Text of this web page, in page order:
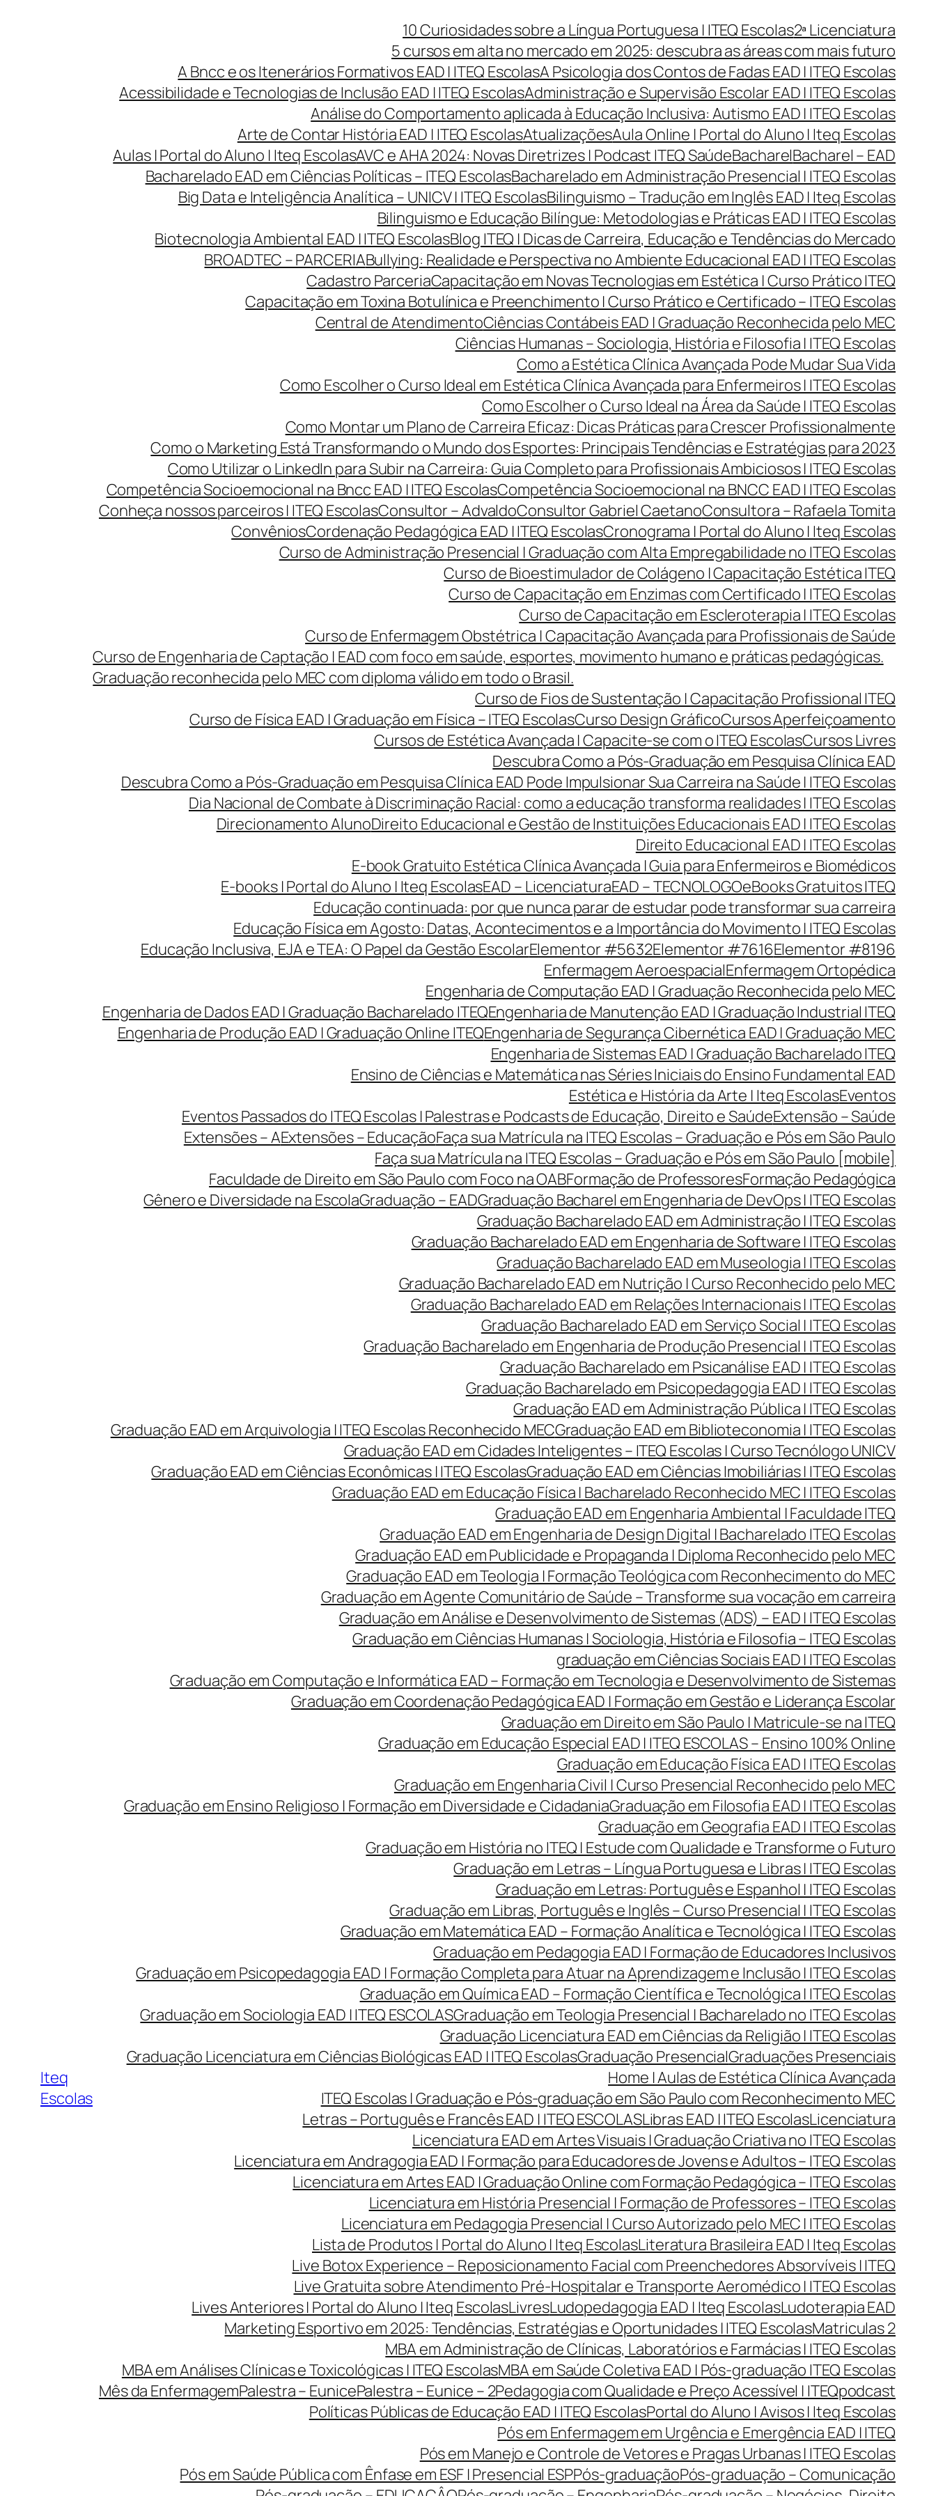
Iteq
Escolas
10 Curiosidades sobre a Língua Portuguesa | ITEQ Escolas2ª Licenciatura
5 cursos em alta no mercado em 2025: descubra as áreas com mais futuro
A Bncc e os Itenerários Formativos EAD | ITEQ EscolasA Psicologia dos Contos de Fadas EAD | ITEQ Escolas
Acessibilidade e Tecnologias de Inclusão EAD | ITEQ EscolasAdministração e Supervisão Escolar EAD | ITEQ Escolas
Análise do Comportamento aplicada à Educação Inclusiva: Autismo EAD | ITEQ Escolas
Arte de Contar História EAD | ITEQ EscolasAtualizaçõesAula Online | Portal do Aluno | Iteq Escolas
Aulas | Portal do Aluno | Iteq EscolasAVC e AHA 2024: Novas Diretrizes | Podcast ITEQ SaúdeBacharelBacharel – EAD
Bacharelado EAD em Ciências Políticas – ITEQ EscolasBacharelado em Administração Presencial | ITEQ Escolas
Big Data e Inteligência Analítica – UNICV | ITEQ EscolasBilinguismo – Tradução em Inglês EAD | Iteq Escolas
Bilinguismo e Educação Bilíngue: Metodologias e Práticas EAD | ITEQ Escolas
Biotecnologia Ambiental EAD | ITEQ EscolasBlog ITEQ | Dicas de Carreira, Educação e Tendências do Mercado
BROADTEC – PARCERIABullying: Realidade e Perspectiva no Ambiente Educacional EAD | ITEQ Escolas
Cadastro ParceriaCapacitação em Novas Tecnologias em Estética | Curso Prático ITEQ
Capacitação em Toxina Botulínica e Preenchimento | Curso Prático e Certificado – ITEQ Escolas
Central de AtendimentoCiências Contábeis EAD | Graduação Reconhecida pelo MEC
Ciências Humanas – Sociologia, História e Filosofia | ITEQ Escolas
Como a Estética Clínica Avançada Pode Mudar Sua Vida
Como Escolher o Curso Ideal em Estética Clínica Avançada para Enfermeiros | ITEQ Escolas
Como Escolher o Curso Ideal na Área da Saúde | ITEQ Escolas
Como Montar um Plano de Carreira Eficaz: Dicas Práticas para Crescer Profissionalmente
Como o Marketing Está Transformando o Mundo dos Esportes: Principais Tendências e Estratégias para 2023
Como Utilizar o LinkedIn para Subir na Carreira: Guia Completo para Profissionais Ambiciosos | ITEQ Escolas
Competência Socioemocional na Bncc EAD | ITEQ EscolasCompetência Socioemocional na BNCC EAD | ITEQ Escolas
Conheça nossos parceiros | ITEQ EscolasConsultor – AdvaldoConsultor Gabriel CaetanoConsultora – Rafaela Tomita
ConvêniosCordenação Pedagógica EAD | ITEQ EscolasCronograma | Portal do Aluno | Iteq Escolas
Curso de Administração Presencial | Graduação com Alta Empregabilidade no ITEQ Escolas
Curso de Bioestimulador de Colágeno | Capacitação Estética ITEQ
Curso de Capacitação em Enzimas com Certificado | ITEQ Escolas
Curso de Capacitação em Escleroterapia | ITEQ Escolas
Curso de Enfermagem Obstétrica | Capacitação Avançada para Profissionais de Saúde
Curso de Engenharia de Captação | EAD com foco em saúde, esportes, movimento humano e práticas pedagógicas.
Graduação reconhecida pelo MEC com diploma válido em todo o Brasil.
Curso de Fios de Sustentação | Capacitação Profissional ITEQ
Curso de Física EAD | Graduação em Física – ITEQ EscolasCurso Design GráficoCursos Aperfeiçoamento
Cursos de Estética Avançada | Capacite-se com o ITEQ EscolasCursos Livres
Descubra Como a Pós-Graduação em Pesquisa Clínica EAD
Descubra Como a Pós-Graduação em Pesquisa Clínica EAD Pode Impulsionar Sua Carreira na Saúde | ITEQ Escolas
Dia Nacional de Combate à Discriminação Racial: como a educação transforma realidades | ITEQ Escolas
Direcionamento AlunoDireito Educacional e Gestão de Instituições Educacionais EAD | ITEQ Escolas
Direito Educacional EAD | ITEQ Escolas
E-book Gratuito Estética Clínica Avançada | Guia para Enfermeiros e Biomédicos
E-books | Portal do Aluno | Iteq EscolasEAD – LicenciaturaEAD – TECNOLOGOeBooks Gratuitos ITEQ
Educação continuada: por que nunca parar de estudar pode transformar sua carreira
Educação Física em Agosto: Datas, Acontecimentos e a Importância do Movimento | ITEQ Escolas
Educação Inclusiva, EJA e TEA: O Papel da Gestão EscolarElementor #5632Elementor #7616Elementor #8196
Enfermagem AeroespacialEnfermagem Ortopédica
Engenharia de Computação EAD | Graduação Reconhecida pelo MEC
Engenharia de Dados EAD | Graduação Bacharelado ITEQEngenharia de Manutenção EAD | Graduação Industrial ITEQ
Engenharia de Produção EAD | Graduação Online ITEQEngenharia de Segurança Cibernética EAD | Graduação MEC
Engenharia de Sistemas EAD | Graduação Bacharelado ITEQ
Ensino de Ciências e Matemática nas Séries Iniciais do Ensino Fundamental EAD
Estética e História da Arte | Iteq EscolasEventos
Eventos Passados do ITEQ Escolas | Palestras e Podcasts de Educação, Direito e SaúdeExtensão – Saúde
Extensões – AExtensões – EducaçãoFaça sua Matrícula na ITEQ Escolas – Graduação e Pós em São Paulo
Faça sua Matrícula na ITEQ Escolas – Graduação e Pós em São Paulo [mobile]
Faculdade de Direito em São Paulo com Foco na OABFormação de ProfessoresFormação Pedagógica
Gênero e Diversidade na EscolaGraduação – EADGraduação Bacharel em Engenharia de DevOps | ITEQ Escolas
Graduação Bacharelado EAD em Administração | ITEQ Escolas
Graduação Bacharelado EAD em Engenharia de Software | ITEQ Escolas
Graduação Bacharelado EAD em Museologia | ITEQ Escolas
Graduação Bacharelado EAD em Nutrição | Curso Reconhecido pelo MEC
Graduação Bacharelado EAD em Relações Internacionais | ITEQ Escolas
Graduação Bacharelado EAD em Serviço Social | ITEQ Escolas
Graduação Bacharelado em Engenharia de Produção Presencial | ITEQ Escolas
Graduação Bacharelado em Psicanálise EAD | ITEQ Escolas
Graduação Bacharelado em Psicopedagogia EAD | ITEQ Escolas
Graduação EAD em Administração Pública | ITEQ Escolas
Graduação EAD em Arquivologia | ITEQ Escolas Reconhecido MECGraduação EAD em Biblioteconomia | ITEQ Escolas
Graduação EAD em Cidades Inteligentes – ITEQ Escolas | Curso Tecnólogo UNICV
Graduação EAD em Ciências Econômicas | ITEQ EscolasGraduação EAD em Ciências Imobiliárias | ITEQ Escolas
Graduação EAD em Educação Física | Bacharelado Reconhecido MEC | ITEQ Escolas
Graduação EAD em Engenharia Ambiental | Faculdade ITEQ
Graduação EAD em Engenharia de Design Digital | Bacharelado ITEQ Escolas
Graduação EAD em Publicidade e Propaganda | Diploma Reconhecido pelo MEC
Graduação EAD em Teologia | Formação Teológica com Reconhecimento do MEC
Graduação em Agente Comunitário de Saúde – Transforme sua vocação em carreira
Graduação em Análise e Desenvolvimento de Sistemas (ADS) – EAD | ITEQ Escolas
Graduação em Ciências Humanas | Sociologia, História e Filosofia – ITEQ Escolas
graduação em Ciências Sociais EAD | ITEQ Escolas
Graduação em Computação e Informática EAD – Formação em Tecnologia e Desenvolvimento de Sistemas
Graduação em Coordenação Pedagógica EAD | Formação em Gestão e Liderança Escolar
Graduação em Direito em São Paulo | Matricule-se na ITEQ
Graduação em Educação Especial EAD | ITEQ ESCOLAS – Ensino 100% Online
Graduação em Educação Física EAD | ITEQ Escolas
Graduação em Engenharia Civil | Curso Presencial Reconhecido pelo MEC
Graduação em Ensino Religioso | Formação em Diversidade e CidadaniaGraduação em Filosofia EAD | ITEQ Escolas
Graduação em Geografia EAD | ITEQ Escolas
Graduação em História no ITEQ | Estude com Qualidade e Transforme o Futuro
Graduação em Letras – Língua Portuguesa e Libras | ITEQ Escolas
Graduação em Letras: Português e Espanhol | ITEQ Escolas
Graduação em Libras, Português e Inglês – Curso Presencial | ITEQ Escolas
Graduação em Matemática EAD – Formação Analítica e Tecnológica | ITEQ Escolas
Graduação em Pedagogia EAD | Formação de Educadores Inclusivos
Graduação em Psicopedagogia EAD | Formação Completa para Atuar na Aprendizagem e Inclusão | ITEQ Escolas
Graduação em Química EAD – Formação Científica e Tecnológica | ITEQ Escolas
Graduação em Sociologia EAD | ITEQ ESCOLASGraduação em Teologia Presencial | Bacharelado no ITEQ Escolas
Graduação Licenciatura EAD em Ciências da Religião | ITEQ Escolas
Graduação Licenciatura em Ciências Biológicas EAD | ITEQ EscolasGraduação PresencialGraduações Presenciais
Home | Aulas de Estética Clínica Avançada
ITEQ Escolas | Graduação e Pós-graduação em São Paulo com Reconhecimento MEC
Letras – Português e Francês EAD | ITEQ ESCOLASLibras EAD | ITEQ EscolasLicenciatura
Licenciatura EAD em Artes Visuais | Graduação Criativa no ITEQ Escolas
Licenciatura em Andragogia EAD | Formação para Educadores de Jovens e Adultos – ITEQ Escolas
Licenciatura em Artes EAD | Graduação Online com Formação Pedagógica – ITEQ Escolas
Licenciatura em História Presencial | Formação de Professores – ITEQ Escolas
Licenciatura em Pedagogia Presencial | Curso Autorizado pelo MEC | ITEQ Escolas
Lista de Produtos | Portal do Aluno | Iteq EscolasLiteratura Brasileira EAD | Iteq Escolas
Live Botox Experience – Reposicionamento Facial com Preenchedores Absorvíveis | ITEQ
Live Gratuita sobre Atendimento Pré-Hospitalar e Transporte Aeromédico | ITEQ Escolas
Lives Anteriores | Portal do Aluno | Iteq EscolasLivresLudopedagogia EAD | Iteq EscolasLudoterapia EAD
Marketing Esportivo em 2025: Tendências, Estratégias e Oportunidades | ITEQ EscolasMatriculas 2
MBA em Administração de Clínicas, Laboratórios e Farmácias | ITEQ Escolas
MBA em Análises Clínicas e Toxicológicas | ITEQ EscolasMBA em Saúde Coletiva EAD | Pós-graduação ITEQ Escolas
Mês da EnfermagemPalestra – EunicePalestra – Eunice – 2Pedagogia com Qualidade e Preço Acessível | ITEQpodcast
Políticas Públicas de Educação EAD | ITEQ EscolasPortal do Aluno | Avisos | Iteq Escolas
Pós em Enfermagem em Urgência e Emergência EAD | ITEQ
Pós em Manejo e Controle de Vetores e Pragas Urbanas | ITEQ Escolas
Pós em Saúde Pública com Ênfase em ESF | Presencial ESPPós-graduaçãoPós-graduação – Comunicação